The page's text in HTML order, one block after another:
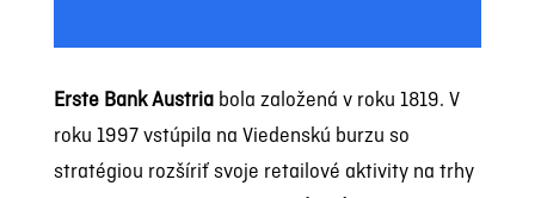
Erste Bank Austriabola založená v roku 1819. V
roku 1997 vstúpila na Viedenskú burzu so
stratégiou rozšíriť svoje retailové aktivity na trhy